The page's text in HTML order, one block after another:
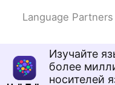
で、よく寝る
でも、今夜は
ょっと寒くな
く眠れると思
Language Partners
Изучайте
более
носителей